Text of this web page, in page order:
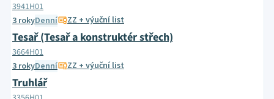
3941H01
3 rokyDenní ZZ + výuční list
Tesař (Tesař a konstruktér střech)
3664H01
3 rokyDenní ZZ + výuční list
Truhlář